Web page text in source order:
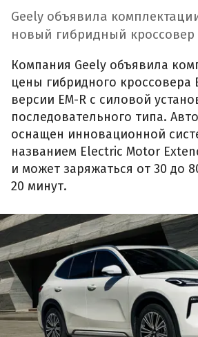
Geely объявила
новый гибридный кроссовер
Компания Geely объявила
цены гибридного кроссовера
версии EM-R с силовой
последовательного типа.
оснащен инновационной
названием Electric Motor
и может заряжаться от 30 до
20 минут.